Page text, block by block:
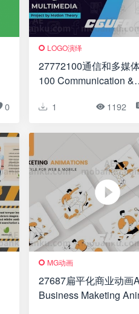
0
LOGO演绎
27772100通信和多媒
100 Communication &
1 1192
MG动画
27687扁平化商业动画
Business Maketing